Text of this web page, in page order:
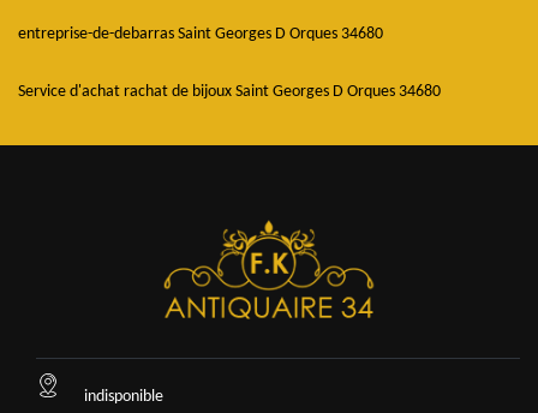
entreprise-de-debarras Saint Georges D Orques 34680
Service d'achat rachat de bijoux Saint Georges D Orques 34680
indisponible